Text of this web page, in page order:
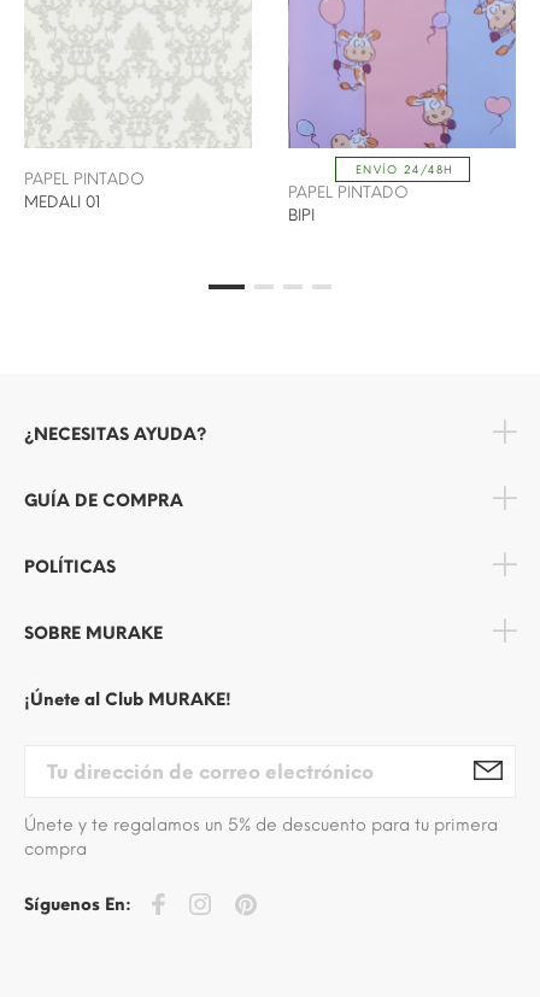
PAPEL PINTADO
MEDALI 01
ENVÍO 24/48H
PAPEL PINTADO
BIPI
¿NECESITAS AYUDA?
GUÍA DE COMPRA
POLÍTICAS
SOBRE MURAKE
¡Únete al Club MURAKE!
Únete y te regalamos un 5% de descuento para tu primera
compra
Síguenos En: